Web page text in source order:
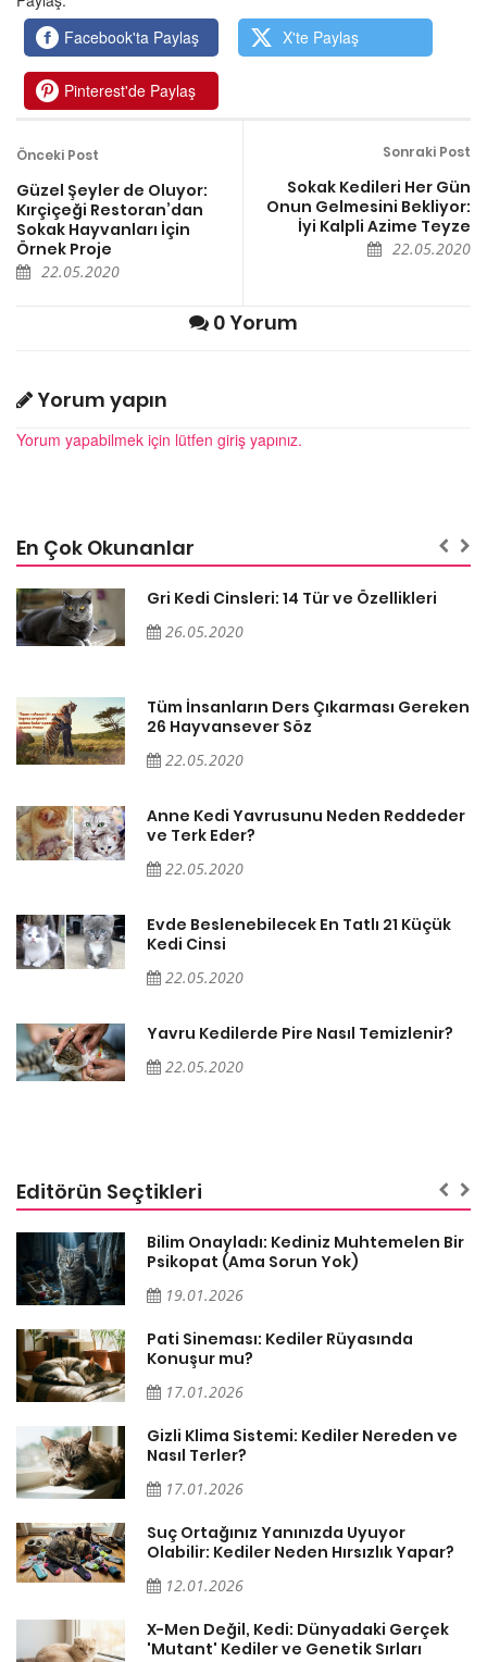
Facebook'ta Paylaş
X'te Paylaş
Pinterest'de Paylaş
Önceki Post
Güzel Şeyler de Oluyor:
Kırçiçeği Restoran’dan
Sokak Hayvanları İçin
Örnek Proje
22.05.2020
Sonraki Post
Sokak Kedileri Her Gün
Onun Gelmesini Bekliyor:
İyi Kalpli Azime Teyze
22.05.2020
0 Yorum
Yorum yapın
Yorum yapabilmek için lütfen giriş yapınız.
En Çok Okunanlar
Gri Kedi Cinsleri: 14 Tür ve Özellikleri
26.05.2020
Tüm İnsanların Ders Çıkarması Gereken
26 Hayvansever Söz
22.05.2020
Anne Kedi Yavrusunu Neden Reddeder
ve Terk Eder?
22.05.2020
Evde Beslenebilecek En Tatlı 21 Küçük
Kedi Cinsi
22.05.2020
Yavru Kedilerde Pire Nasıl Temizlenir?
22.05.2020
Editörün Seçtikleri
Bilim Onayladı: Kediniz Muhtemelen Bir
Psikopat (Ama Sorun Yok)
19.01.2026
Pati Sineması: Kediler Rüyasında
Konuşur mu?
17.01.2026
Gizli Klima Sistemi: Kediler Nereden ve
Nasıl Terler?
17.01.2026
Suç Ortağınız Yanınızda Uyuyor
Olabilir: Kediler Neden Hırsızlık Yapar?
12.01.2026
X-Men Değil, Kedi: Dünyadaki Gerçek
'Mutant' Kediler ve Genetik Sırları